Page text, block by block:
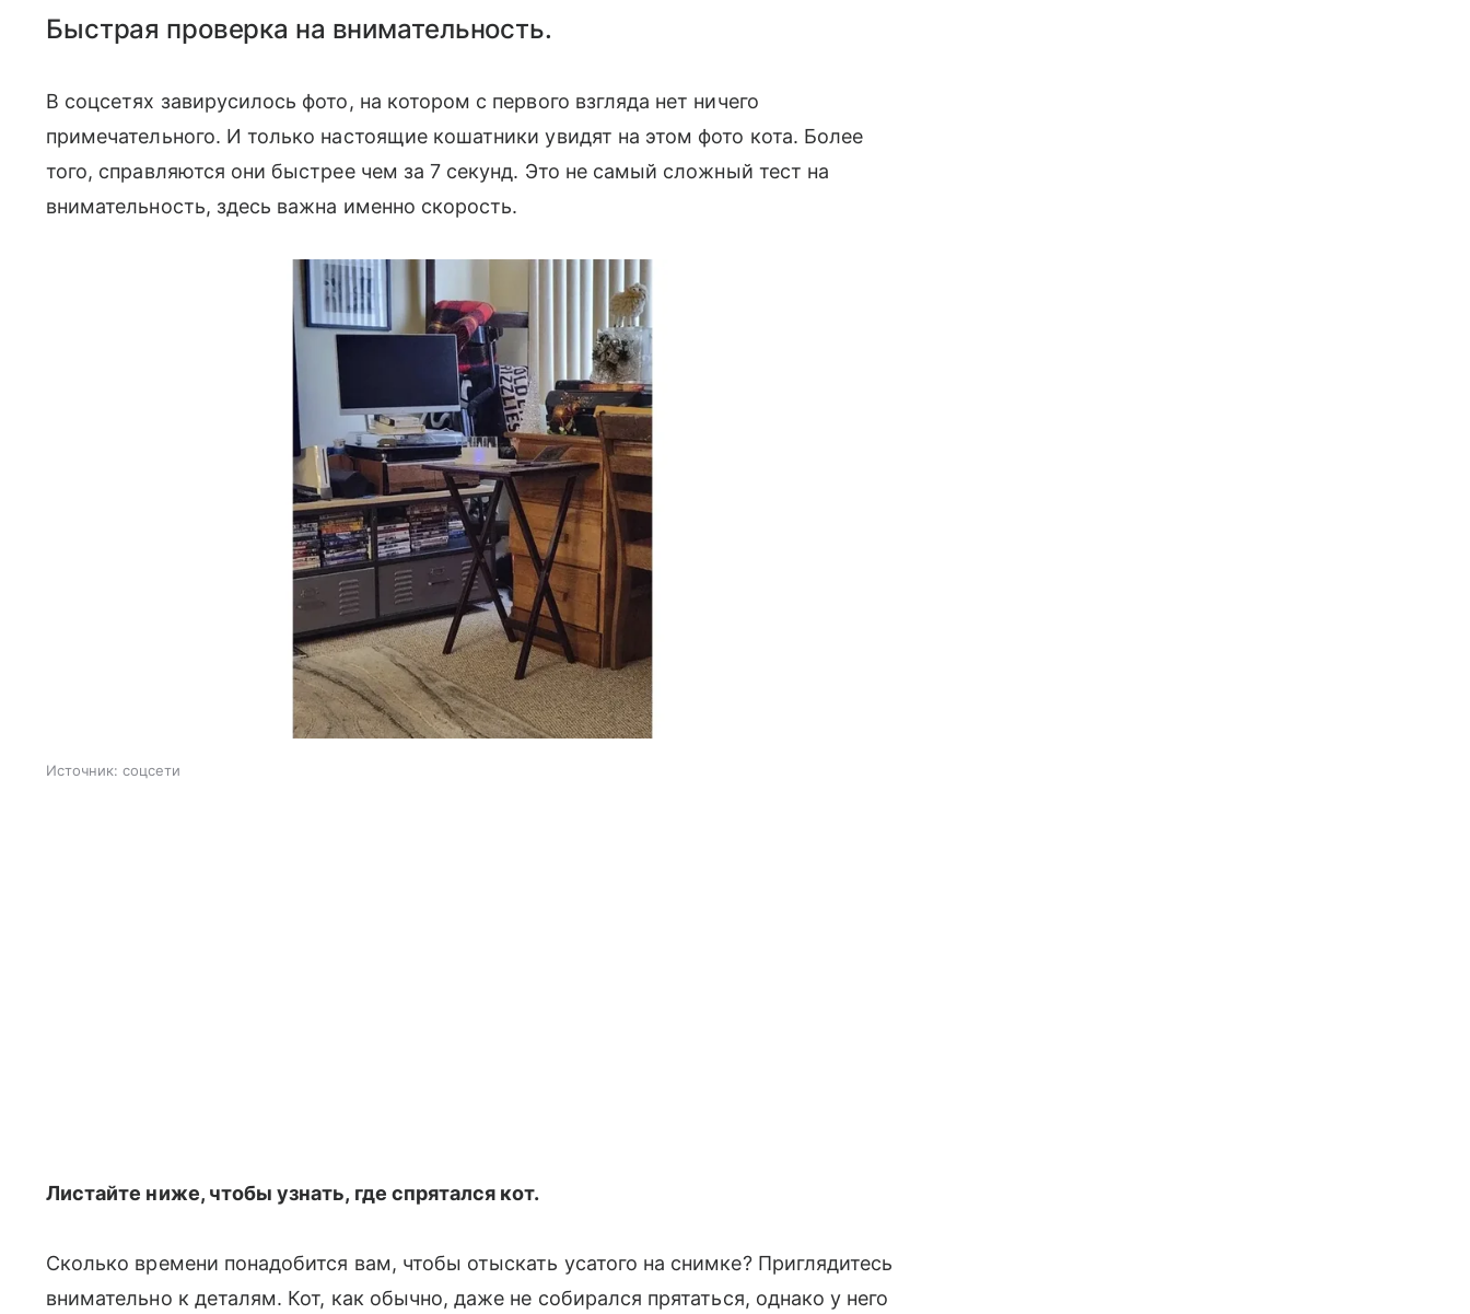
Быстрая проверка на внимательность.
В соцсетях завирусилось фото, на котором с первого взгляда нет ничего
примечательного. И только настоящие кошатники увидят на этом фото кота. Более
того, справляются они быстрее чем за 7 секунд. Это не самый сложный тест на
внимательность, здесь важна именно скорость.
Источник: соцсети
Листайте ниже, чтобы узнать, где спрятался кот.
Сколько времени понадобится вам, чтобы отыскать усатого на снимке? Приглядитесь
внимательно к деталям. Кот, как обычно, даже не собирался прятаться, однако у него